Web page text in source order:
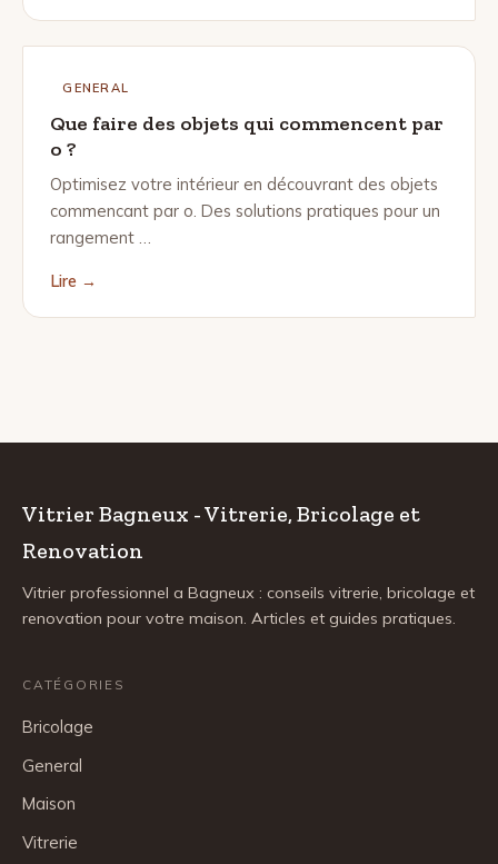
GENERAL
Que faire des objets qui commencent par
o ?
Optimisez votre intérieur en découvrant des objets
commencant par o. Des solutions pratiques pour un
rangement …
Lire →
Vitrier Bagneux - Vitrerie, Bricolage et
Renovation
Vitrier professionnel a Bagneux : conseils vitrerie, bricolage et
renovation pour votre maison. Articles et guides pratiques.
CATÉGORIES
Bricolage
General
Maison
Vitrerie